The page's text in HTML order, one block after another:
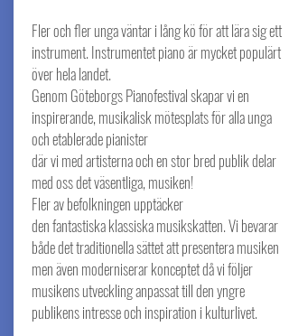
Fler och fler unga väntar i lång kö för att lära sig ett
instrument. Instrumentet piano är mycket populärt
över hela landet.
Genom Göteborgs Pianofestival skapar vi en
inspirerande, musikalisk mötesplats för alla unga
och etablerade pianister
där vi med artisterna och en stor bred publik delar
med oss det väsentliga, musiken!
Fler av befolkningen upptäcker
den fantastiska klassiska musikskatten. Vi bevarar
både det traditionella sättet att presentera musiken
men även moderniserar konceptet då vi följer
musikens utveckling anpassat till den yngre
publikens intresse och inspiration i kulturlivet.